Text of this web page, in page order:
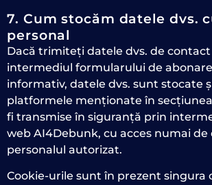
7. Cum stocăm datele dvs.
personal
Dacă trimiteți datele dvs. de
intermediul formularului de
informativ, datele dvs. sunt stocate
platformele menționate în secțiunea
fi transmise în siguranță prin
web AI4Debunk, cu acces numai de
personalul autorizat.
Cookie-urile sunt în prezent singura